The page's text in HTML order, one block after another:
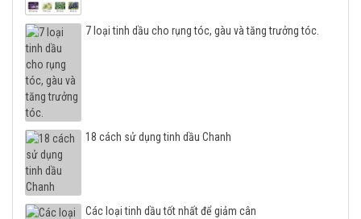
7 loại tinh dầu cho rụng tóc, gàu và tăng trưởng tóc.
18 cách sử dụng tinh dầu Chanh
Các loại tinh dầu tốt nhất để giảm cân